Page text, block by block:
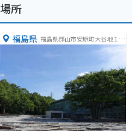
所
福島県 福島県郡山市安原町大谷地１３